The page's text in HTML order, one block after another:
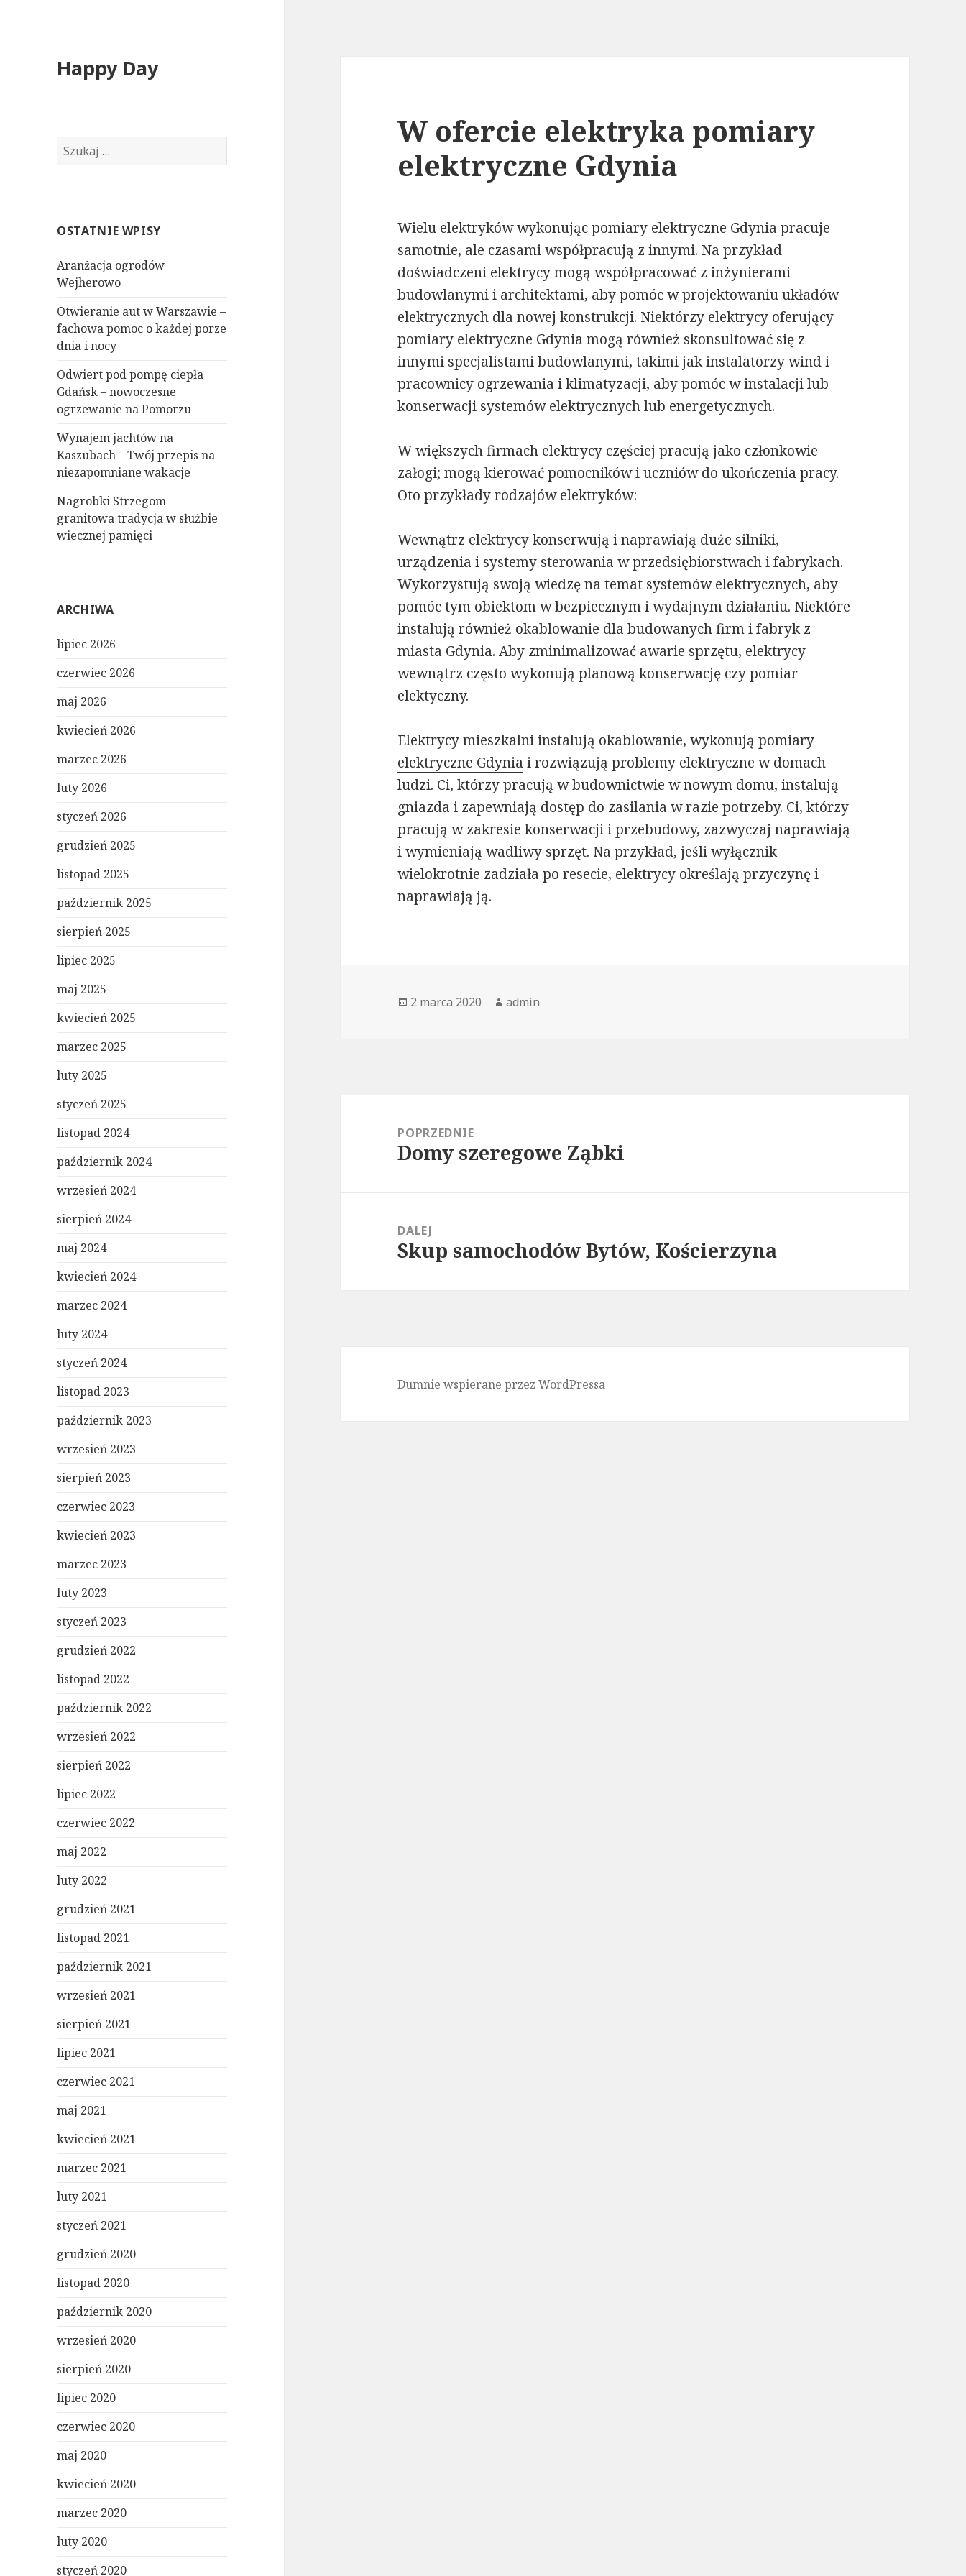
Happy Day
Szukaj:
OSTATNIE WPISY
Aranżacja ogrodów
Wejherowo
Otwieranie aut w Warszawie –
fachowa pomoc o każdej porze
dnia i nocy
Odwiert pod pompę ciepła
Gdańsk – nowoczesne
ogrzewanie na Pomorzu
Wynajem jachtów na
Kaszubach – Twój przepis na
niezapomniane wakacje
Nagrobki Strzegom –
granitowa tradycja w służbie
wiecznej pamięci
ARCHIWA
lipiec 2026
czerwiec 2026
maj 2026
kwiecień 2026
marzec 2026
luty 2026
styczeń 2026
grudzień 2025
listopad 2025
październik 2025
sierpień 2025
lipiec 2025
maj 2025
kwiecień 2025
marzec 2025
luty 2025
styczeń 2025
listopad 2024
październik 2024
wrzesień 2024
sierpień 2024
maj 2024
kwiecień 2024
marzec 2024
luty 2024
styczeń 2024
listopad 2023
październik 2023
wrzesień 2023
sierpień 2023
czerwiec 2023
kwiecień 2023
marzec 2023
luty 2023
styczeń 2023
grudzień 2022
listopad 2022
październik 2022
wrzesień 2022
sierpień 2022
lipiec 2022
czerwiec 2022
maj 2022
luty 2022
grudzień 2021
listopad 2021
październik 2021
wrzesień 2021
sierpień 2021
lipiec 2021
czerwiec 2021
maj 2021
kwiecień 2021
marzec 2021
luty 2021
styczeń 2021
grudzień 2020
listopad 2020
październik 2020
wrzesień 2020
sierpień 2020
lipiec 2020
czerwiec 2020
maj 2020
kwiecień 2020
marzec 2020
luty 2020
styczeń 2020
W ofercie elektryka pomiary
elektryczne Gdynia
Wielu elektryków wykonując pomiary elektryczne Gdynia pracuje
samotnie, ale czasami współpracują z innymi. Na przykład
doświadczeni elektrycy mogą współpracować z inżynierami
budowlanymi i architektami, aby pomóc w projektowaniu układów
elektrycznych dla nowej konstrukcji. Niektórzy elektrycy oferujący
pomiary elektryczne Gdynia mogą również skonsultować się z
innymi specjalistami budowlanymi, takimi jak instalatorzy wind i
pracownicy ogrzewania i klimatyzacji, aby pomóc w instalacji lub
konserwacji systemów elektrycznych lub energetycznych.
W większych firmach elektrycy częściej pracują jako członkowie
załogi; mogą kierować pomocników i uczniów do ukończenia pracy.
Oto przykłady rodzajów elektryków:
Wewnątrz elektrycy konserwują i naprawiają duże silniki,
urządzenia i systemy sterowania w przedsiębiorstwach i fabrykach.
Wykorzystują swoją wiedzę na temat systemów elektrycznych, aby
pomóc tym obiektom w bezpiecznym i wydajnym działaniu. Niektóre
instalują również okablowanie dla budowanych firm i fabryk z
miasta Gdynia. Aby zminimalizować awarie sprzętu, elektrycy
wewnątrz często wykonują planową konserwację czy pomiar
elektyczny.
Elektrycy mieszkalni instalują okablowanie, wykonująpomiary
elektryczne Gdynia i rozwiązują problemy elektryczne w domach
ludzi. Ci, którzy pracują w budownictwie w nowym domu, instalują
gniazda i zapewniają dostęp do zasilania w razie potrzeby. Ci, którzy
pracują w zakresie konserwacji i przebudowy, zazwyczaj naprawiają
i wymieniają wadliwy sprzęt. Na przykład, jeśli wyłącznik
wielokrotnie zadziała po resecie, elektrycy określają przyczynę i
naprawiają ją.
Opublikowano
2 marca 2020 Autor
admin
POPRZEDNIE
Poprzedni
Domy szeregowe Ząbki
DALEJ
Następny
Skup samochodów Bytów, Kościerzyna
Dumnie wspierane przez WordPressa